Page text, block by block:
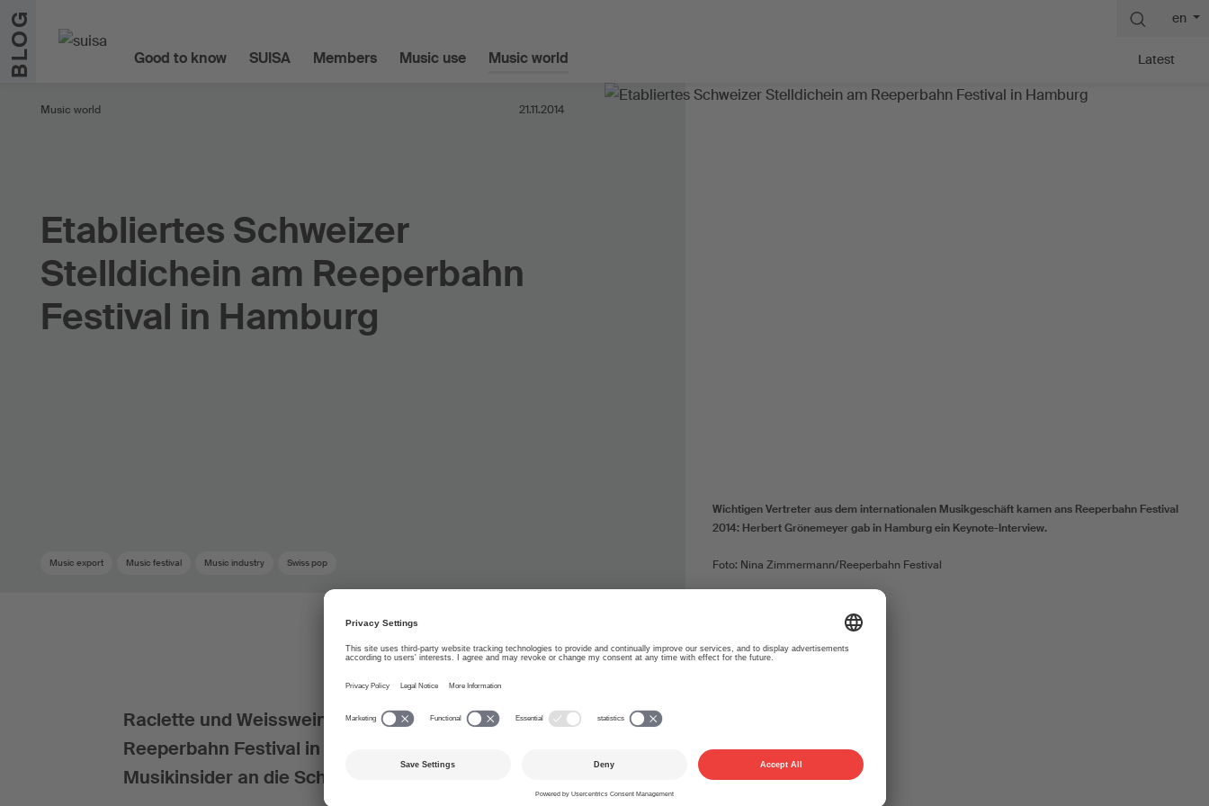
Skip to content
BLOG Good to know SUISA Members Music use Music world
en
Latest
Music world 21.11.2014
Etabliertes Schweizer
Stelldichein am Reeperbahn
Festival in Hamburg
Music export Music festival Music industry Swiss pop
Wichtigen Vertreter aus dem internationalen Musikgeschäft kamen ans Reeperbahn Festival
2014: Herbert Grönemeyer gab in Hamburg ein Keynote-Interview.
Foto: Nina Zimmermann/Reeperbahn Festival
Raclette und Weisswein am Freitagnachmittag, mittlerweile eine Tradition am
Reeperbahn Festival in Hamburg, haben dieses Jahr erneut zahlreiche internationale
Musikinsider an die Schweizer Showcases gelockt.